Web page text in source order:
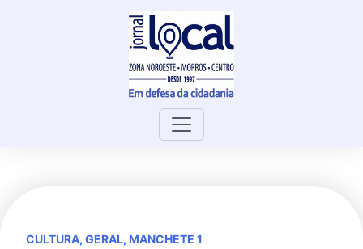
CULTURA, GERAL, MANCHETE 1